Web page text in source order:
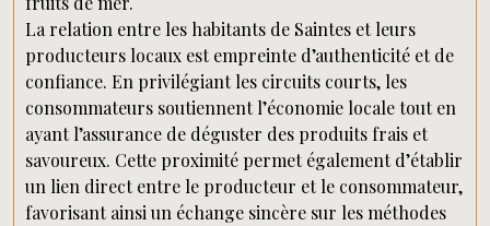
La relation entre les habitants de Saintes et leurs
producteurs locaux est empreinte d’authenticité et de
confiance. En privilégiant les circuits courts, les
consommateurs soutiennent l’économie locale tout en
ayant l’assurance de déguster des produits frais et
savoureux. Cette proximité permet également d’établir
un lien direct entre le producteur et le consommateur,
favorisant ainsi un échange sincère sur les méthodes